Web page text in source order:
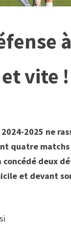
à
vite
2025 ne
quatre
concédé deux
et devant